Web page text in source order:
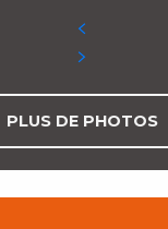
PLUS DE PHOTOS